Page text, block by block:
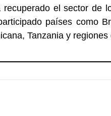
el sector de
países como
Tanzania y